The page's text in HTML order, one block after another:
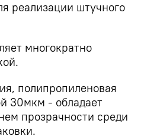
реализации штучного
многократно
полипропиленовая
30мкм - обладает
прозрачности среди